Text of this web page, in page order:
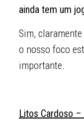
ainda tem um
Sim,
o nosso foco
importante.
Litos Cardoso –